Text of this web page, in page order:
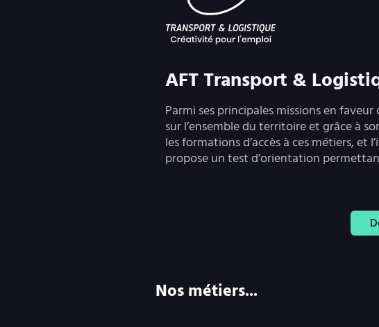
AFT Transport &
Parmi ses principales missions en
sur l’ensemble du territoire et grâce à
les formations d’accès à ces métiers,
propose un test d’orientation
Nos métiers...